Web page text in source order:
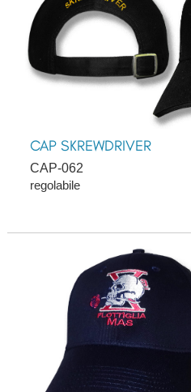
CAP SKREWDRIVER
CAP-062
regolabile